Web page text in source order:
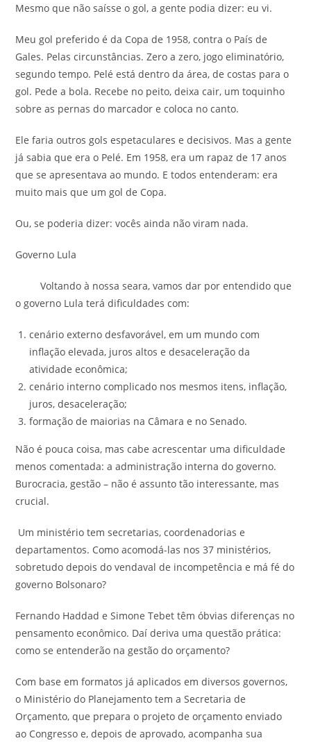
Mesmo que não saísse o gol, a gente podia dizer: eu vi.
Meu gol preferido é da Copa de 1958, contra o País de
Gales. Pelas circunstâncias. Zero a zero, jogo eliminatório,
segundo tempo. Pelé está dentro da área, de costas para o
gol. Pede a bola. Recebe no peito, deixa cair, um toquinho
sobre as pernas do marcador e coloca no canto.
Ele faria outros gols espetaculares e decisivos. Mas a gente
já sabia que era o Pelé. Em 1958, era um rapaz de 17 anos
que se apresentava ao mundo. E todos entenderam: era
muito mais que um gol de Copa.
Ou, se poderia dizer: vocês ainda não viram nada.
Governo Lula
Voltando à nossa seara, vamos dar por entendido que
o governo Lula terá dificuldades com:
cenário externo desfavorável, em um mundo com
inflação elevada, juros altos e desaceleração da
atividade econômica;
cenário interno complicado nos mesmos itens, inflação,
juros, desaceleração;
formação de maiorias na Câmara e no Senado.
Não é pouca coisa, mas cabe acrescentar uma dificuldade
menos comentada: a administração interna do governo.
Burocracia, gestão – não é assunto tão interessante, mas
crucial.
Um ministério tem secretarias, coordenadorias e
departamentos. Como acomodá-las nos 37 ministérios,
sobretudo depois do vendaval de incompetência e má fé do
governo Bolsonaro?
Fernando Haddad e Simone Tebet têm óbvias diferenças no
pensamento econômico. Daí deriva uma questão prática:
como se entenderão na gestão do orçamento?
Com base em formatos já aplicados em diversos governos,
o Ministério do Planejamento tem a Secretaria de
Orçamento, que prepara o projeto de orçamento enviado
ao Congresso e, depois de aprovado, acompanha sua